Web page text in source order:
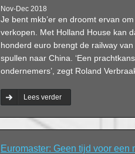
Nov-Dec 2018
Je bent mkb’er en droomt ervan
verkopen. Met Holland House kan
honderd euro brengt de railway
spullen naar China. ‘Een
ondernemers’, zegt Roland
Lees verder
Euromaster: Geen tijd voor een